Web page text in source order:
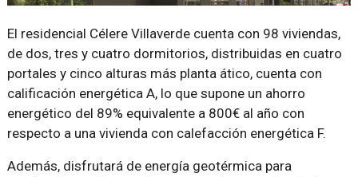
El residencial Célere Villaverde cuenta con 98 viviendas,
de dos, tres y cuatro dormitorios, distribuidas en cuatro
portales y cinco alturas más planta ático, cuenta con
calificación energética A, lo que supone un ahorro
energético del 89% equivalente a 800€ al año con
respecto a una vivienda con calefacción energética F.
Además, disfrutará de energía geotérmica para